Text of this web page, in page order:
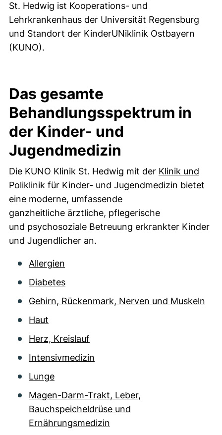
St. Hedwig ist Kooperations- und
Lehrkrankenhaus der Universität Regensburg
und Standort der KinderUNiklinik Ostbayern
(KUNO).
Das gesamte
Behandlungsspektrum in
der Kinder- und
Jugendmedizin
Die KUNO Klinik St. Hedwig mit der Klinik und
Poliklinik für Kinder- und Jugendmedizin (externer
bietet
eine moderne, umfassende
ganzheitliche ärztliche, pflegerische
und psychosoziale Betreuung erkrankter Kinder
und Jugendlicher an.
Allergien
Diabetes
Gehirn, Rückenmark, Nerven und Muskeln
Haut
Herz, Kreislauf
Intensivmedizin
Lunge
Magen-Darm-Trakt, Leber,
Bauchspeicheldrüse und
Ernährungsmedizin